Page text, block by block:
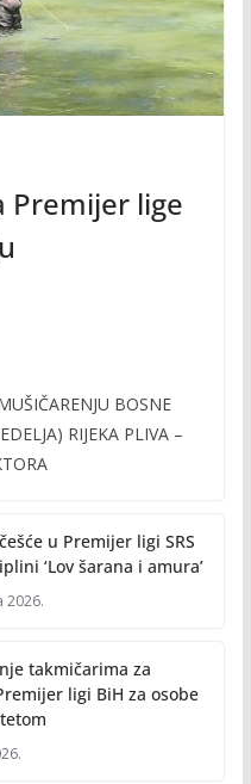
Premijer lige
BOSNE
RIJEKA PLIVA –
u Premijer ligi SRS
‘Lov šarana i amura’
2026.
takmičarima za
ligi BiH za osobe